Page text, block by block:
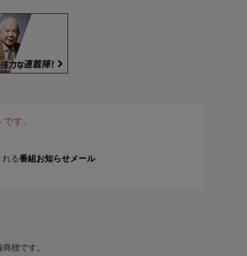
す。
る番組お知らせメール
標です。